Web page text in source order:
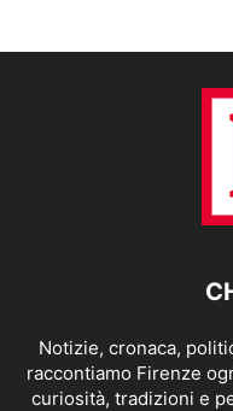
Notizie, cronaca,
raccontiamo Firenze
curiosità, tradizioni e